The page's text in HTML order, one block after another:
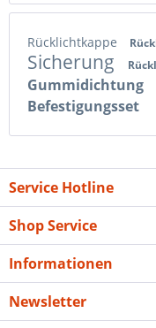
Rücklichtkappe
Sicherung
Gummidichtung
Befestigungsset
Service Hotline
Shop Service
Informationen
Newsletter